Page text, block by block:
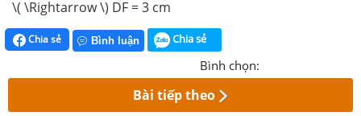
\( \Rightarrow \) DF = 3 cm
Chia sẻ Bình luận Chia sẻ
Bình chọn:
Bài tiếp theo